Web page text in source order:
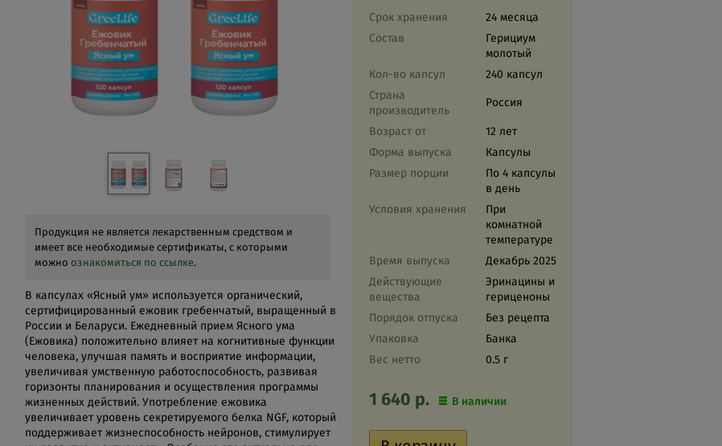
Срок хранения
24 месяца
Состав
Герициум
молотый
Кол-во капсул
240 капсул
Страна
производитель
Россия
Возраст от
12 лет
Форма выпуска
Капсулы
Размер порции
По 4 капсулы
в день
Условия хранения
При
комнатной
температуре
Время выпуска
Декабрь 2025
Действующие
вещества
Эринацины и
гериценоны
Порядок отпуска
Без рецепта
Упаковка
Банка
Вес нетто
0.5 г
1 640 р. В наличии
Продукция не является лекарственным средством и
имеет все необходимые сертификаты, с которыми
можно ознакомиться по ссылке.
В капсулах «Ясный ум» используется органический,
сертифицированный ежовик гребенчатый, выращенный в
России и Беларуси. Ежедневный прием Ясного ума
(Ежовика) положительно влияет на когнитивные функции
человека, улучшая память и восприятие информации,
увеличивая умственную работоспособность, развивая
горизонты планирования и осуществления программы
жизненных действий. Употребление ежовика
увеличивает уровень секретируемого белка NGF, который
поддерживает жизнеспособность нейронов, стимулирует